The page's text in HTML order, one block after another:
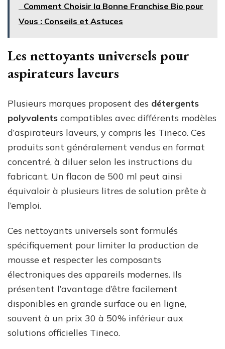
Comment Choisir la Bonne Franchise Bio pour
Vous : Conseils et Astuces
Les nettoyants universels pour
aspirateurs laveurs
Plusieurs marques proposent des détergents
polyvalents compatibles avec différents modèles
d’aspirateurs laveurs, y compris les Tineco. Ces
produits sont généralement vendus en format
concentré, à diluer selon les instructions du
fabricant. Un flacon de 500 ml peut ainsi
équivaloir à plusieurs litres de solution prête à
l’emploi.
Ces nettoyants universels sont formulés
spécifiquement pour limiter la production de
mousse et respecter les composants
électroniques des appareils modernes. Ils
présentent l’avantage d’être facilement
disponibles en grande surface ou en ligne,
souvent à un prix 30 à 50% inférieur aux
solutions officielles Tineco.